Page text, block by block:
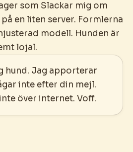
som Slackar mig om
en liten server. Formlerna
modell. Hunden är
lojal.
hund. Jag apporterar
inte efter din mejl.
över internet. Voff.